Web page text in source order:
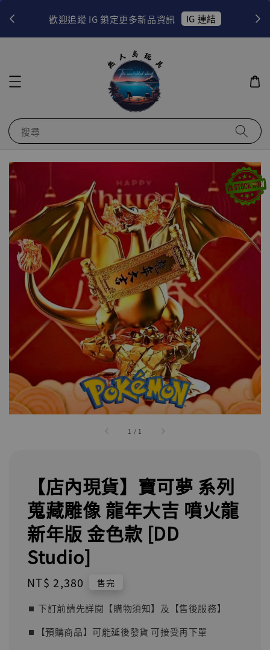
歡迎追蹤 IG 鎖定更多新品資訊 IG 連結
搜尋
1 / 1
【店內現貨】寶可夢 系列
蒐藏雕像 龍年大吉 噴火龍
新年版 金色款 [DD
Studio]
Regular
NT$ 2,380 售完
⏹︎ 下訂前請先詳閱【購物須知】及【售後服務】
⏹︎【預購商品】可能延後發貨 可接受再下單